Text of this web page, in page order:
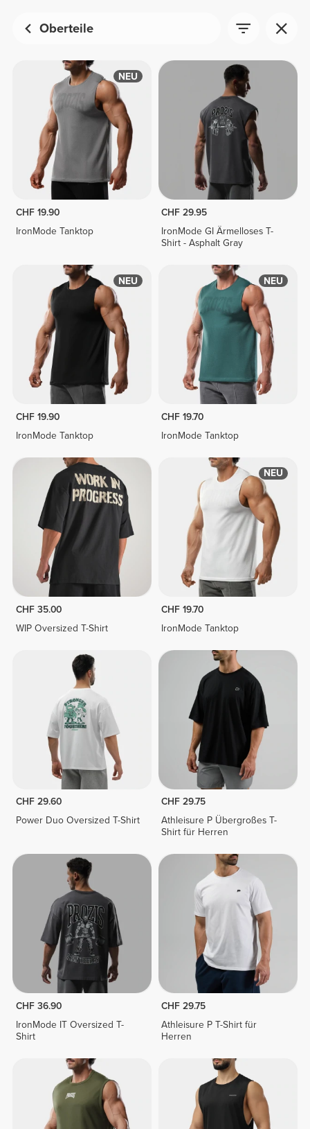
Oberteile
NEU
CHF 19.90
IronMode Tanktop
CHF 29.95
IronMode GI Ärmelloses T-
Shirt - Asphalt Gray
NEU
CHF 19.90
IronMode Tanktop
NEU
CHF 19.70
IronMode Tanktop
CHF 35.00
WIP Oversized T-Shirt
NEU
CHF 19.70
IronMode Tanktop
CHF 29.60
Power Duo Oversized T-Shirt
CHF 29.75
Athleisure P Übergroßes T-
Shirt für Herren
CHF 36.90
IronMode IT Oversized T-
Shirt
CHF 29.75
Athleisure P T-Shirt für
Herren